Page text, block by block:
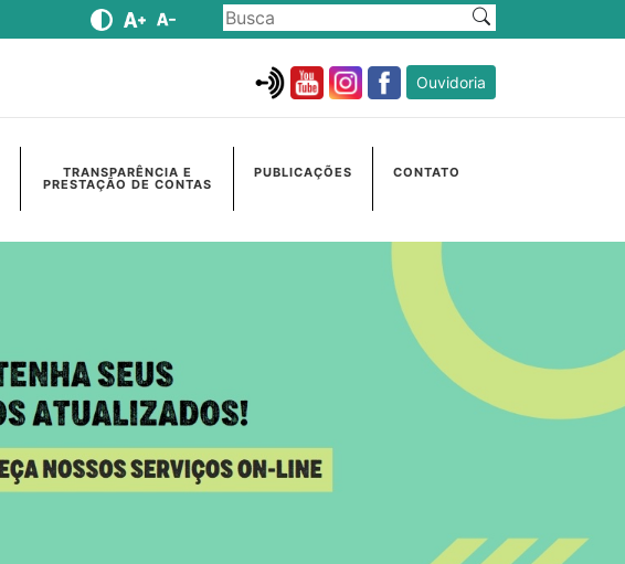
Ouvidoria
TRANSPARÊNCIA E
PRESTAÇÃO DE CONTAS
PUBLICAÇÕES CONTATO